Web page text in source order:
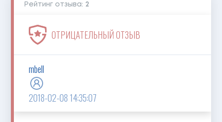
Рейтинг отзыва: 2
ОТРИЦАТЕЛЬНЫЙ ОТЗЫВ
2018-02-08 14:35:07
mbell